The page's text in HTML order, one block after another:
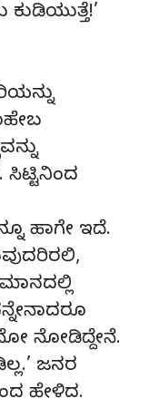
ಕುಡಿಯುತ್ತೆ!’
ಹಾಗೇ ಇದೆ.
ನೋಡಿದ್ದೇನೆ.
ಜನರ
ಹೇಳಿದ.